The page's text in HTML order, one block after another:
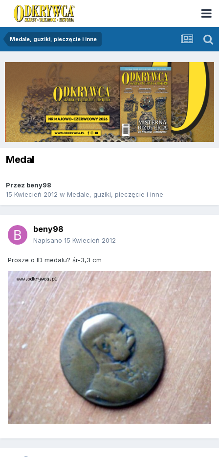
Medale, guziki, pieczęcie i inne
Medal
Przez beny98
15 Kwiecień 2012 w Medale, guziki, pieczęcie i inne
beny98
Napisano 15 Kwiecień 2012
Prosze o ID medalu? śr-3,3 cm